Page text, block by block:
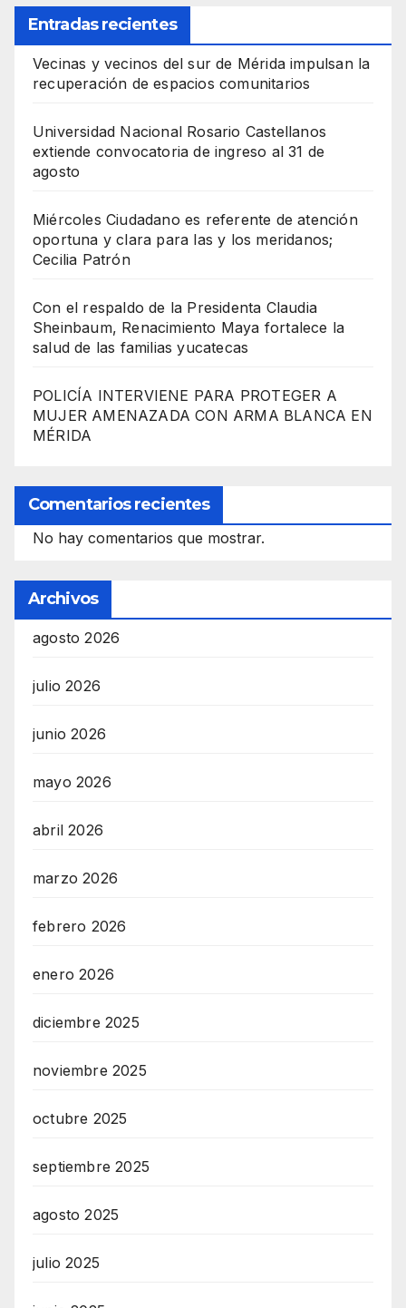
Entradas recientes
Vecinas y vecinos del sur de Mérida impulsan la
recuperación de espacios comunitarios
Universidad Nacional Rosario Castellanos
extiende convocatoria de ingreso al 31 de
agosto
Miércoles Ciudadano es referente de atención
oportuna y clara para las y los meridanos;
Cecilia Patrón
Con el respaldo de la Presidenta Claudia
Sheinbaum, Renacimiento Maya fortalece la
salud de las familias yucatecas
POLICÍA INTERVIENE PARA PROTEGER A
MUJER AMENAZADA CON ARMA BLANCA EN
MÉRIDA
Comentarios recientes
No hay comentarios que mostrar.
Archivos
agosto 2026
julio 2026
junio 2026
mayo 2026
abril 2026
marzo 2026
febrero 2026
enero 2026
diciembre 2025
noviembre 2025
octubre 2025
septiembre 2025
agosto 2025
julio 2025